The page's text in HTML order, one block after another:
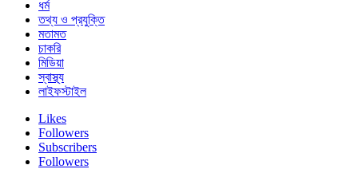
ধর্ম
তথ্য ও প্রযুক্তি
মতামত
চাকরি
মিডিয়া
স্বাস্থ্য
লাইফস্টাইল
Likes
Followers
Subscribers
Followers